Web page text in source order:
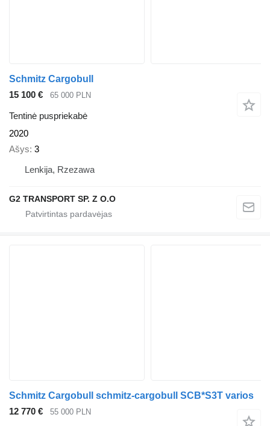
Schmitz Cargobull
15 100 €
65 000 PLN
Tentinė puspriekabė
2020
Ašys 3
Lenkija, Rzezawa
G2 TRANSPORT SP. Z O.O
Schmitz Cargobull schmitz-cargobull SCB*S3T varios
12 770 €
55 000 PLN